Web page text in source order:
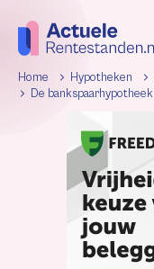
Home Hypotheken
De bankspaarhypotheek